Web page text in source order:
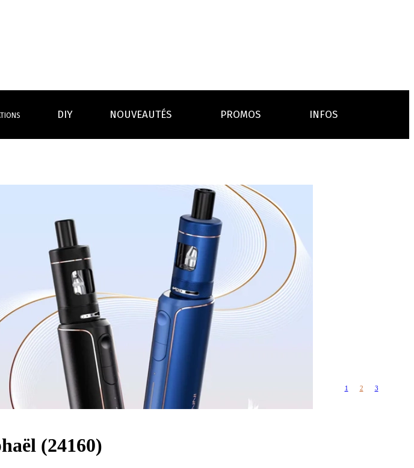
Boosters
+
GRANDS FORMATS
50ml
PETITS FORMATS
Les Accus
piles
pour boxs
Toutes les Résistances
coils, têtes d’atomiseurs,
Les cartouches
pour pods
RBA Reconstructible
Drip Tip
embouts, becs
Chargeurs
câbles, secteurs
Rangements
étuis, housses
rechange
DIY NOUVEAUTÉS PROMOS INFOS
Un problème, une question ?
Quel kit de cigarette choisir ?
Quel E-liquide choisir ?
Quelle Accu choisir ?
Le végétol c'est quoi ?
Voir tout
Emission "C'est dans l'air"
Reportage Vox Pop ARTE
Interview France Bleu Genericlop
1 2 3
(24160)